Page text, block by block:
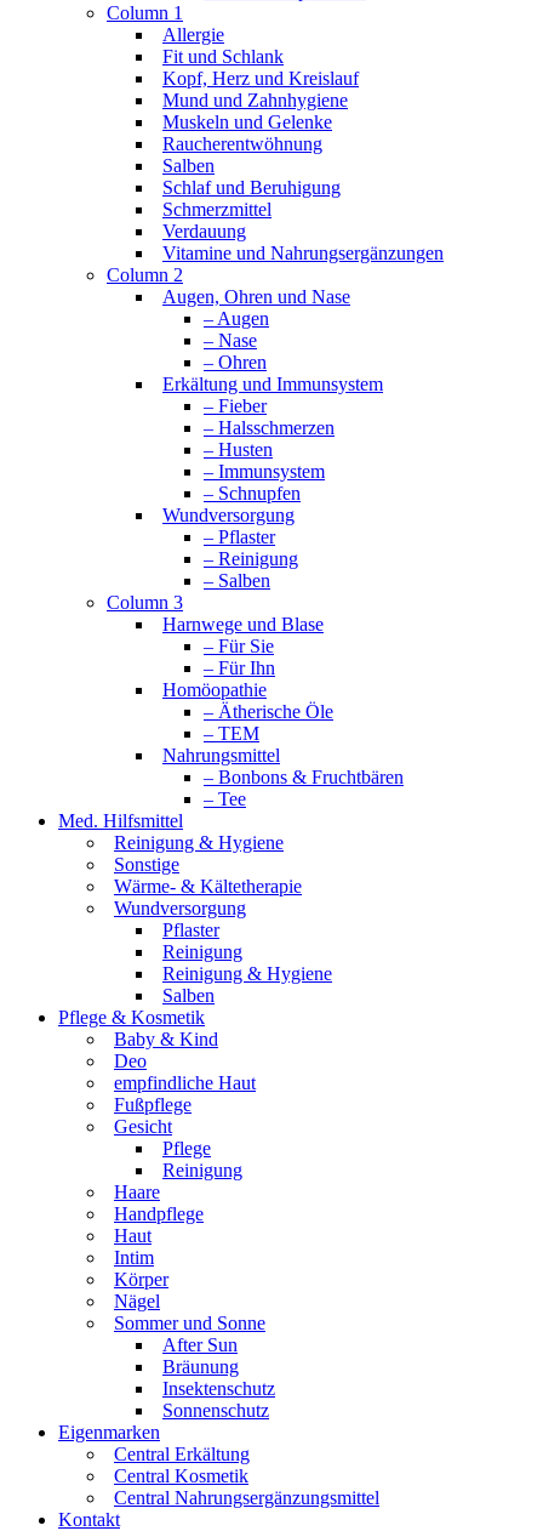
Column 1
Allergie
Fit und Schlank
Kopf, Herz und Kreislauf
Mund und Zahnhygiene
Muskeln und Gelenke
Raucherentwöhnung
Salben
Schlaf und Beruhigung
Schmerzmittel
Verdauung
Vitamine und Nahrungsergänzungen
Column 2
Augen, Ohren und Nase
– Augen
– Nase
– Ohren
Erkältung und Immunsystem
– Fieber
– Halsschmerzen
– Husten
– Immunsystem
– Schnupfen
Wundversorgung
– Pflaster
– Reinigung
– Salben
Column 3
Harnwege und Blase
– Für Sie
– Für Ihn
Homöopathie
– Ätherische Öle
– TEM
Nahrungsmittel
– Bonbons & Fruchtbären
– Tee
Med. Hilfsmittel
Reinigung & Hygiene
Sonstige
Wärme- & Kältetherapie
Wundversorgung
Pflaster
Reinigung
Reinigung & Hygiene
Salben
Pflege & Kosmetik
Baby & Kind
Deo
empfindliche Haut
Fußpflege
Gesicht
Pflege
Reinigung
Haare
Handpflege
Haut
Intim
Körper
Nägel
Sommer und Sonne
After Sun
Bräunung
Insektenschutz
Sonnenschutz
Eigenmarken
Central Erkältung
Central Kosmetik
Central Nahrungsergänzungsmittel
Kontakt